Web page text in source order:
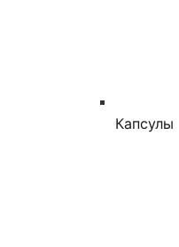
Капсулы